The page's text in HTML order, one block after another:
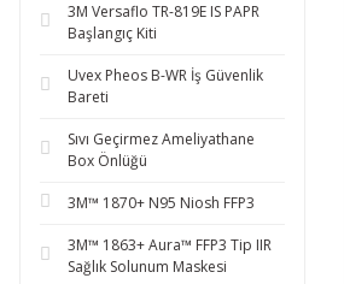
3M Versaflo TR-819E IS PAPR
Başlangıç Kiti
Uvex Pheos B-WR İş Güvenlik
Bareti
Sıvı Geçirmez Ameliyathane
Box Önlüğü
3M™ 1870+ N95 Niosh FFP3
3M™ 1863+ Aura™ FFP3 Tip IIR
Sağlık Solunum Maskesi